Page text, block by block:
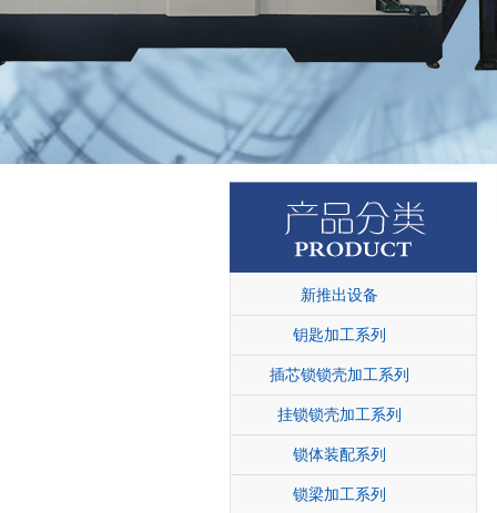
新推出设备
钥匙加工系列
插芯锁锁壳加工系列
挂锁锁壳加工系列
锁体装配系列
锁梁加工系列